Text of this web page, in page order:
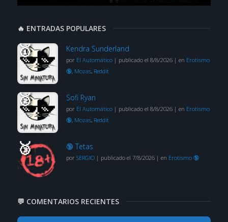
🔥 ENTRADAS POPULARES
Kendra Sunderland
por El Automático| publicado el 8/8/2026| en Erotismo
🔞, Mozas, Reddit
Sofi Ryan
por El Automático| publicado el 8/8/2026| en Erotismo
🔞, Mozas, Reddit
🔞 Tetas
por SERGIO| publicado el 7/8/2026| en Erotismo 🔞
💬 COMENTARIOS RECIENTES